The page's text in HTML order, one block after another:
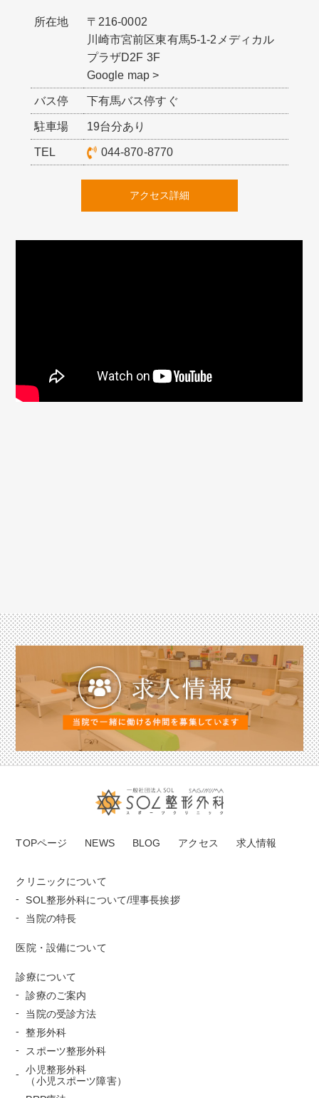
所在地
〒216-0002
川崎市宮前区東有馬5-1-2メディカル
プラザD2F 3F
Google map >
バス停 下有馬バス停すぐ
駐車場 19台分あり
TEL 044-870-8770
アクセス詳細
TOPページ NEWS BLOG アクセス 求人情報
クリニックについて
SOL整形外科について/理事長挨拶
当院の特長
医院・設備について
診療について
診療のご案内
当院の受診方法
整形外科
スポーツ整形外科
小児整形外科
（小児スポーツ障害）